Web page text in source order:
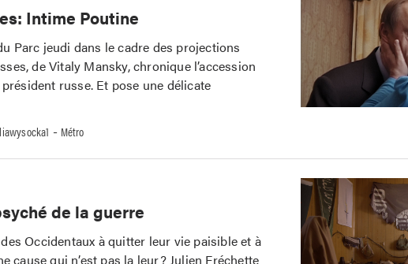
Intime Poutine
Parc jeudi dans le cadre des projections
de Vitaly Mansky, chronique l’accession
russe. Et pose une délicate
- Métro
de la guerre
Occidentaux à quitter leur vie paisible et à
cause qui n’est pas la leur? Julien Fréchette